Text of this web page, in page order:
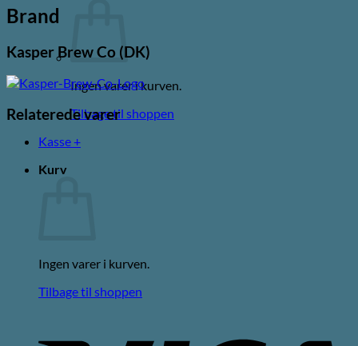
Ingen varer i kurven.
Tilbage til shoppen
Kasse +
Kurv
Ingen varer i kurven.
Tilbage til shoppen
Brand
Kasper Brew Co (DK)
Relaterede varer